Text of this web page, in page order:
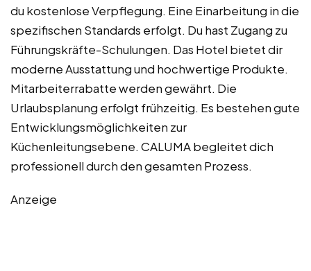
du kostenlose Verpflegung. Eine Einarbeitung in die
spezifischen Standards erfolgt. Du hast Zugang zu
Führungskräfte-Schulungen. Das Hotel bietet dir
moderne Ausstattung und hochwertige Produkte.
Mitarbeiterrabatte werden gewährt. Die
Urlaubsplanung erfolgt frühzeitig. Es bestehen gute
Entwicklungsmöglichkeiten zur
Küchenleitungsebene. CALUMA begleitet dich
professionell durch den gesamten Prozess.
Anzeige